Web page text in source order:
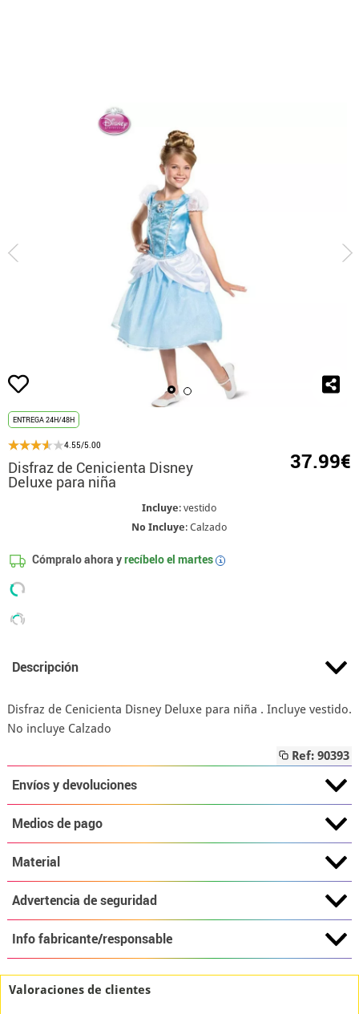
ENTREGA 24H/48H
4.55/5.00
Disfraz de Cenicienta Disney
Deluxe para niña
37.99€
Incluye: vestido
No Incluye: Calzado
Cómpralo ahora yrecíbelo el martes i
Descripción
Disfraz de Cenicienta Disney Deluxe para niña . Incluye vestido.
No incluye Calzado
Ref: 90393
Envíos y devoluciones
Medios de pago
Material
Advertencia de seguridad
Info fabricante/responsable
Valoraciones de clientes